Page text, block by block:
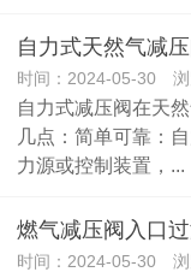
自力式天然气减
时间：2024-05-30 浏
自力式减压阀在天
几点：简单可靠：
力源或控制装置，...
燃气减压阀入口
时间：2024-05-30 浏